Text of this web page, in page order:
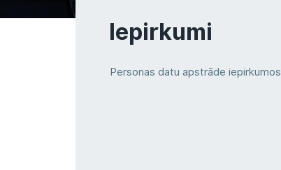
Iepirkumi
Personas datu apstrāde iepirkumos